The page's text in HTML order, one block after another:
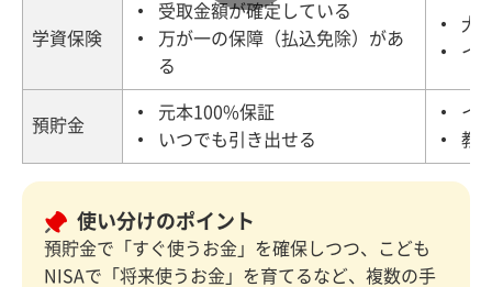
学資保険
受取金額が確定している
万が一の保障（払込免除）があ
る
大
イ
預貯金
元本100%保証
いつでも引き出せる
イ
教
使い分けのポイント
預貯金で「すぐ使うお金」を確保しつつ、こども
NISAで「将来使うお金」を育てるなど、複数の手